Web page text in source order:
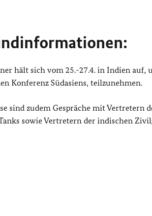
hält sich vom 25.-27.4. in Indien
Konferenz Südasiens, teilzunehmen.
sind zudem Gespräche mit Vertretern
sowie Vertretern der indischen